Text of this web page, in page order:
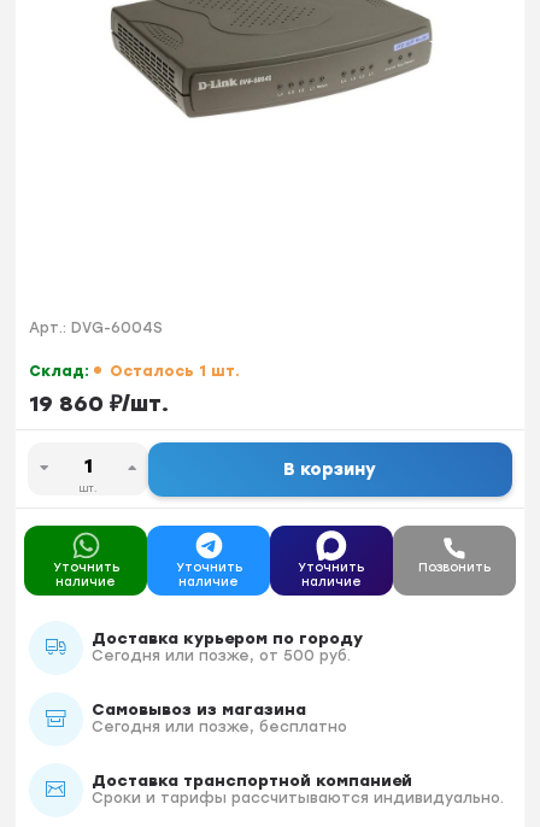
Арт.: DVG-6004S
Склад: Осталось 1 шт.
19 860 ₽/шт.
шт.
В корзину
Уточнить
наличие
Уточнить
наличие
Уточнить
наличие
Позвонить
Доставка курьером по городу
Сегодня или позже, от 500 руб.
Самовывоз из магазина
Сегодня или позже, бесплатно
Доставка транспортной компанией
Сроки и тарифы рассчитываются индивидуально.